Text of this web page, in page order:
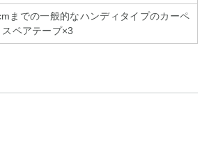
までの一般的なハンディタイプのカーペ
ペアテープ×3